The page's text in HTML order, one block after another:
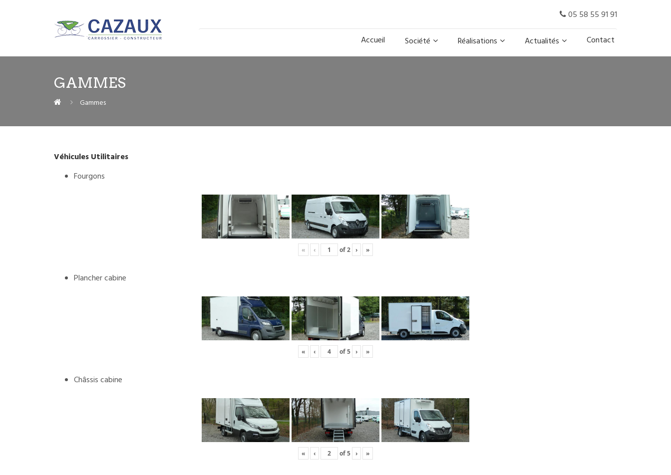
05 58 55 91 91
Accueil
Société Réalisations Actualités Contact
GAMMES
Gammes
Véhicules Utilitaires
Fourgons
« ‹ of2 › »
Plancher cabine
« ‹ of5 › »
Châssis cabine
« ‹ of5 › »